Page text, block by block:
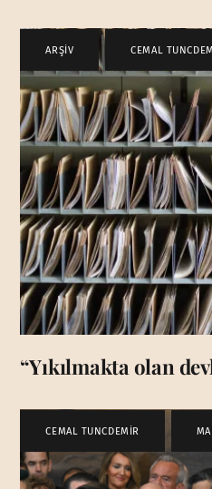
ARŞİV CEMAL
“Yıkılmakta olan
CEMAL TUNCDEMİR